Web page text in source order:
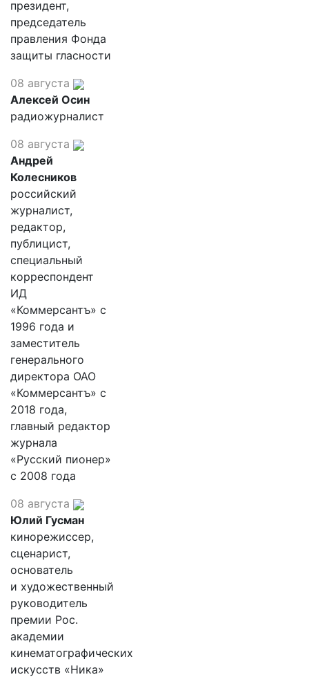
президент,
председатель
правления Фонда
защиты гласности
08 августа
Алексей Осин
радиожурналист
08 августа
Андрей
Колесников
российский
журналист,
редактор,
публицист,
специальный
корреспондент
ИД
«Коммерсантъ» с
1996 года и
заместитель
генерального
директора ОАО
«Коммерсантъ» с
2018 года,
главный редактор
журнала
«Русский пионер»
с 2008 года
08 августа
Юлий Гусман
кинорежиссер,
сценарист,
основатель
и художественный
руководитель
премии Рос.
академии
кинематографических
искусств «Ника»